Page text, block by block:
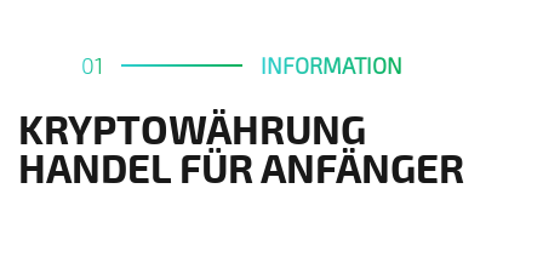
01 INFORMATION
KRYPTOWÄHRUNG
HANDEL FÜR ANFÄNGER